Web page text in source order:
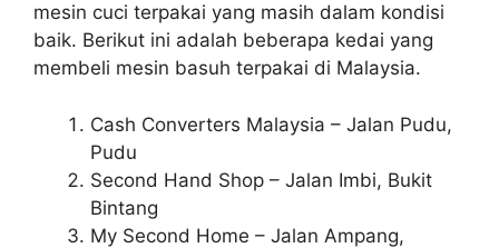
mesin cuci terpakai yang masih dalam kondisi
baik. Berikut ini adalah beberapa kedai yang
membeli mesin basuh terpakai di Malaysia.
Cash Converters Malaysia – Jalan Pudu,
Pudu
Second Hand Shop – Jalan Imbi, Bukit
Bintang
My Second Home – Jalan Ampang,